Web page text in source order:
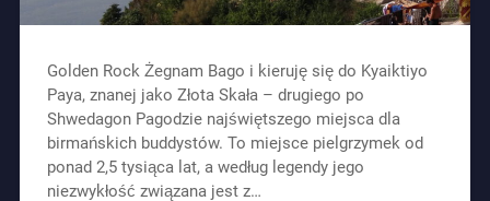
Golden Rock Żegnam Bago i kieruję się do Kyaiktiyo
Paya, znanej jako Złota Skała – drugiego po
Shwedagon Pagodzie najświętszego miejsca dla
birmańskich buddystów. To miejsce pielgrzymek od
ponad 2,5 tysiąca lat, a według legendy jego
niezwykłość związana jest z…